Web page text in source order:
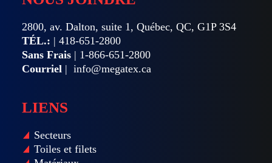
2800, av. Dalton, suite 1, Québec, QC, G1P 3S4
TÉL.: | 418-651-2800
Sans Frais | 1-866-651-2800
Courriel | info@megatex.ca
LIENS
Secteurs
Toiles et filets